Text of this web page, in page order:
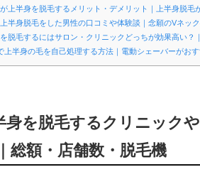
上半身を脱毛するメリット・デメリット｜上半身脱毛
半身脱毛をした男性の口コミや体験談｜念願のVネッ
脱毛するにはサロン・クリニックどっちが効果高い？
上半身の毛を自己処理する方法｜電動シェーバーがお
身を脱毛するクリニック
総額・店舗数・脱毛機